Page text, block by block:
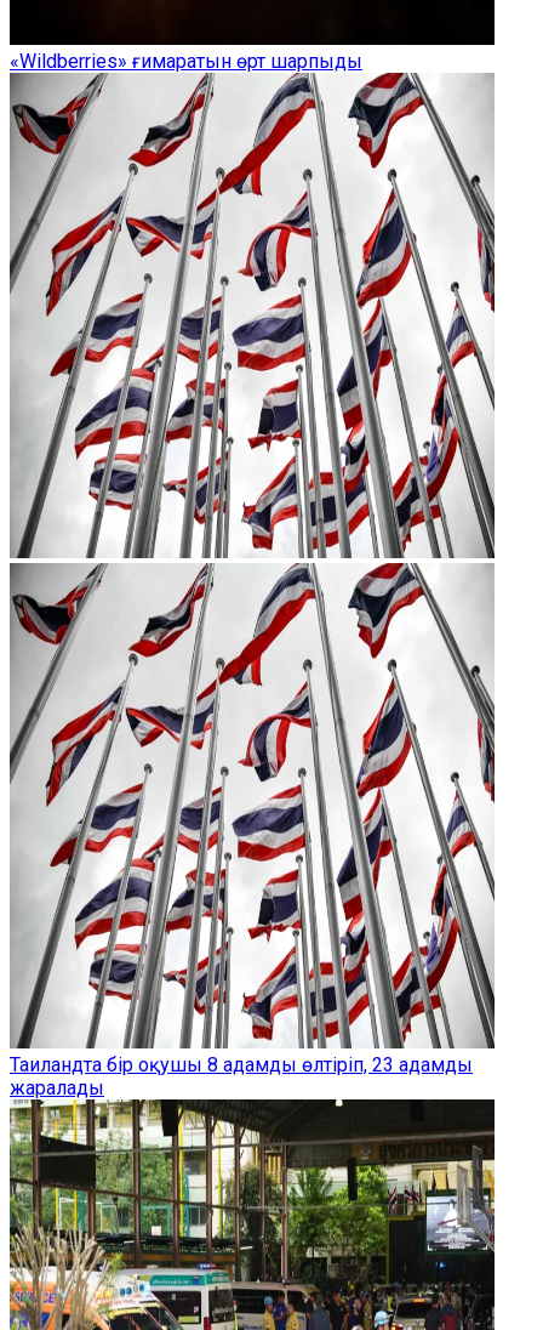
«Wildberries» ғимаратын өрт шарпыды
Таиландта бір оқушы 8 адамды өлтіріп, 23 адамды
жаралады